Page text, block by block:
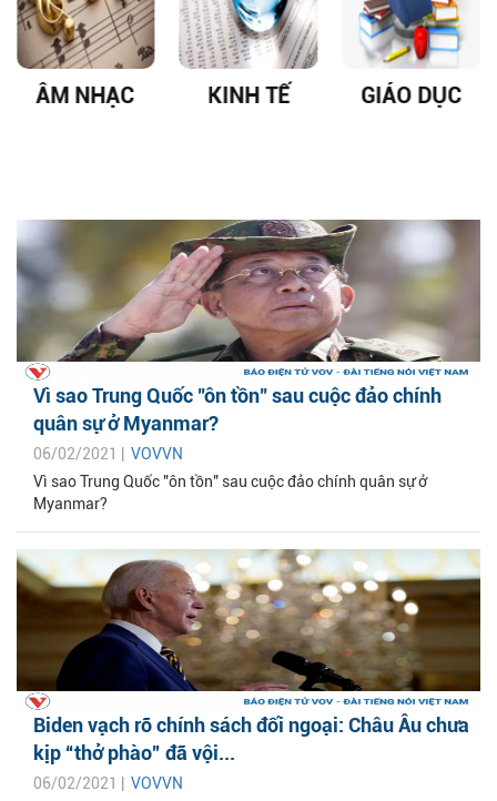
ÂM NHẠC KINH TẾ GIÁO DỤC
Vì sao Trung Quốc "ôn tồn" sau cuộc đảo chính
quân sự ở Myanmar?
06/02/2021 | VOVVN
Vì sao Trung Quốc "ôn tồn" sau cuộc đảo chính quân sự ở
Myanmar?
Biden vạch rõ chính sách đối ngoại: Châu Âu chưa
kịp “thở phào” đã vội...
06/02/2021 | VOVVN